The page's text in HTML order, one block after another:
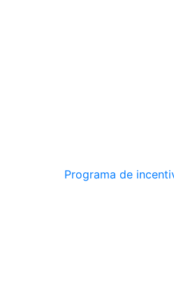
Programa de